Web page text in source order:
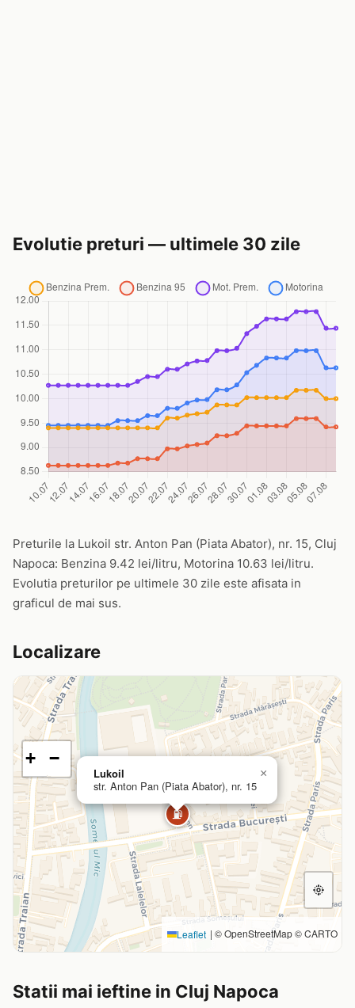
Evolutie preturi — ultimele 30 zile
Preturile la Lukoil str. Anton Pan (Piata Abator), nr. 15, Cluj
Napoca: Benzina 9.42 lei/litru, Motorina 10.63 lei/litru.
Evolutia preturilor pe ultimele 30 zile este afisata in
graficul de mai sus.
Localizare
⛽
Lukoil
str. Anton Pan (Piata Abator), nr. 15
×
+ −
Leaflet | © OpenStreetMap © CARTO
Statii mai ieftine in Cluj Napoca